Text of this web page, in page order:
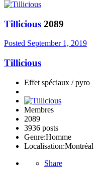
Tillicious 2089
Posted September 1, 2019
Tillicious
Effet spéciaux / pyro
Membres
2089
3936 posts
Genre:Homme
Localisation:Montréal
Share